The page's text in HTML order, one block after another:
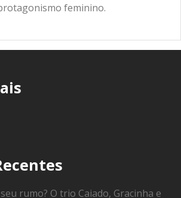
feminino.
rumo? O trio Caiado, Gracinha e